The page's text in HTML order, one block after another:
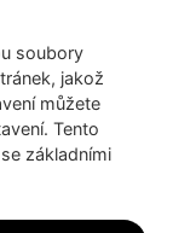
soubory
jakož
můžete
Tento
základními